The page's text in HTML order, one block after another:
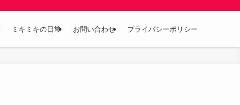
ミキミキの日常 お問い合わせ プライバシーポリシー